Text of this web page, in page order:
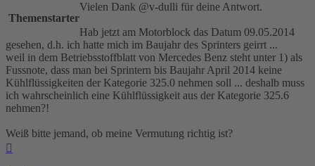
Themenstarter
Vielen Dank @v-dulli für deine Antwort.
Hab jetzt am Motorblock das Datum 09.05.2014
gesehen, d.h. ich hatte mich im Baujahr des Sprinters geirrt ...
weil in dem Betriebsstoffblatt von Mercedes Benz steht unter 1) als
Fussnote, dass man bei Sprintern bis Baujahr April 2014 keine
Kühlflüssigkeiten der Kategorie 325.0 nehmen soll ... deshalb muss
ich wahrscheinlich eine Kühlflüssigkeit aus der Kategorie 325.6
nehmen?!
Weiß bitte jemand, ob meine Vermutung richtig ist?